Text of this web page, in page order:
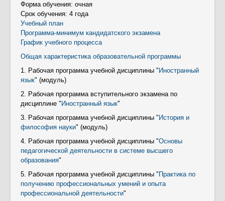
Противодействие коррупции
Форма обучения: очная
Срок обучения: 4 года
Учебный план
Программа-минимум кандидатского экзамена
График учебного процесса
Общая характеристика образовательной программы
1. Рабочая программа учебной дисциплины " Иностранный
язык" (модуль)
2. Рабочая программа вступительного экзамена по
дисциплине " Иностранный язык"
3. Рабочая программа учебной дисциплины " История и
философия науки" (модуль)
4. Рабочая программа учебной дисциплины "Основы
педагогической деятельности в системе высшего
образования"
5. Рабочая программа учебной дисциплины " Практика по
получению профессиональных умений и опыта
профессиональной деятельности"